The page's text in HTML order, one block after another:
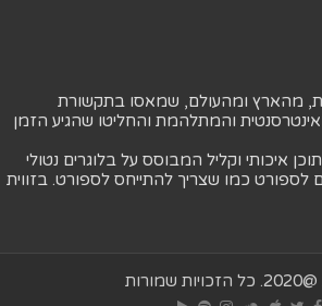
מהארץ ומהעולם, שמאסו בתקשורת
והמתלהמת והחליטו שהגיע הזמן
איכותי וקליל המבוסס על בלוגרים נטולי
לספורט כמו שצריך להתייחס לספורט. בזווית
שמורות